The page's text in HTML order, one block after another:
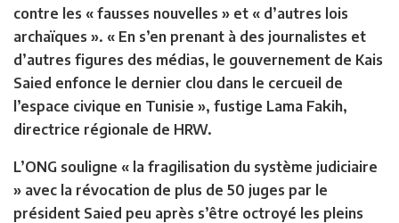
contre les « fausses nouvelles » et « d’autres lois
archaïques ». « En s’en prenant à des journalistes et
d’autres figures des médias, le gouvernement de Kais
Saied enfonce le dernier clou dans le cercueil de
l’espace civique en Tunisie », fustige Lama Fakih,
directrice régionale de HRW.
L’ONG souligne « la fragilisation du système judiciaire
» avec la révocation de plus de 50 juges par le
président Saied peu après s’être octroyé les pleins